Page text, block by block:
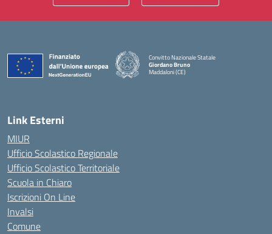
Convitto Nazionale Statale
Giordano Bruno
Maddaloni (CE)
Link Esterni
MIUR
Ufficio Scolastico Regionale
Ufficio Scolastico Territoriale
Scuola in Chiaro
Iscrizioni On Line
Invalsi
Comune